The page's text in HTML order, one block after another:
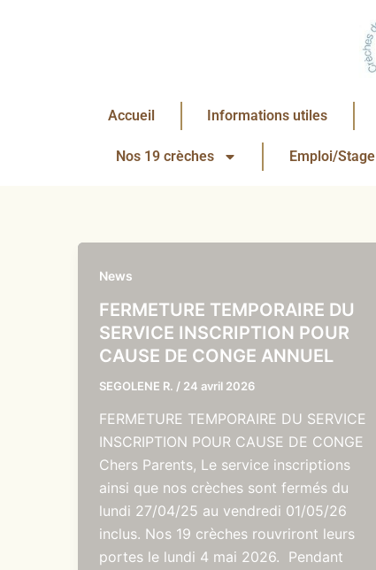
Accueil Informations utiles
Nos 19 crèches Emploi/Stage
News
FERMETURE TEMPORAIRE DU
SERVICE INSCRIPTION POUR
CAUSE DE CONGE ANNUEL
SEGOLENE R. / 24 avril 2026
FERMETURE TEMPORAIRE DU SERVICE
INSCRIPTION POUR CAUSE DE CONGE
Chers Parents, Le service inscriptions
ainsi que nos crèches sont fermés du
lundi 27/04/25 au vendredi 01/05/26
inclus. Nos 19 crèches rouvriront leurs
portes le lundi 4 mai 2026. Pendant